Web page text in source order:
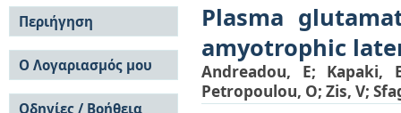
Plasma
amyotrophic
Andreadou, E; Kapaki,
Petropoulou, O; Zis, V;
Περιήγηση
Σε όλο το DSpace
Κοινότητες & Συλλογές
Ανά Ημερομηνία
Ο Λογαριασμός μου
Σύνδεση
Οδηγίες / Βοήθεια